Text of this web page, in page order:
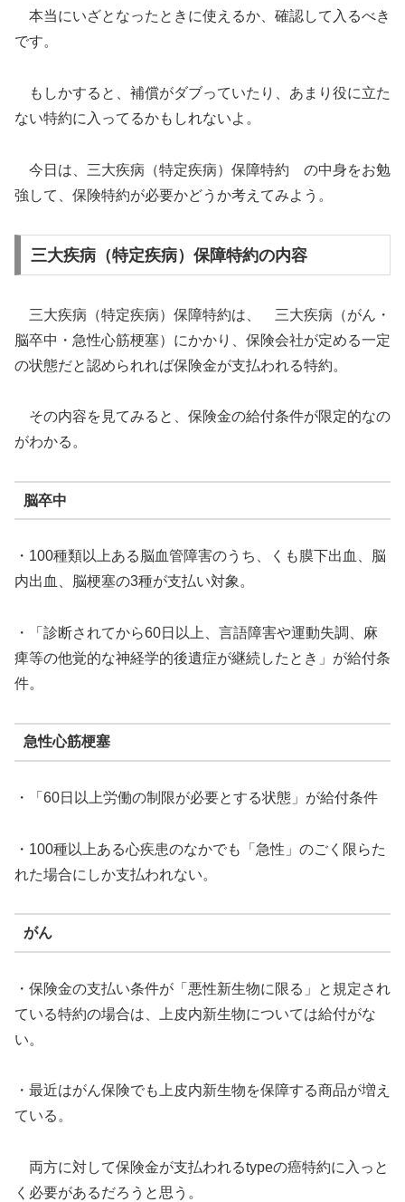
本当にいざとなったときに使えるか、確認して入るべき
です。
もしかすると、補償がダブっていたり、あまり役に立た
ない特約に入ってるかもしれないよ。
今日は、三大疾病（特定疾病）保障特約 の中身をお勉
強して、保険特約が必要かどうか考えてみよう。
三大疾病（特定疾病）保障特約の内容
三大疾病（特定疾病）保障特約は、 三大疾病（がん・
脳卒中・急性心筋梗塞）にかかり、保険会社が定める一定
の状態だと認められれば保険金が支払われる特約。
その内容を見てみると、保険金の給付条件が限定的なの
がわかる。
脳卒中
・100種類以上ある脳血管障害のうち、くも膜下出血、脳
内出血、脳梗塞の3種が支払い対象。
・「診断されてから60日以上、言語障害や運動失調、麻
痺等の他覚的な神経学的後遺症が継続したとき」が給付条
件。
急性心筋梗塞
・「60日以上労働の制限が必要とする状態」が給付条件
・100種以上ある心疾患のなかでも「急性」のごく限らた
れた場合にしか支払われない。
がん
・保険金の支払い条件が「悪性新生物に限る」と規定され
ている特約の場合は、上皮内新生物については給付がな
い。
・最近はがん保険でも上皮内新生物を保障する商品が増え
ている。
両方に対して保険金が支払われるtypeの癌特約に入っと
く必要があるだろうと思う。